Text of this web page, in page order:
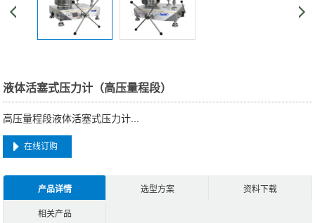
液体活塞式压力计（高压量程段）
高压量程段液体活塞式压力计...
在线订购
产品详情 选型方案 资料下载
相关产品